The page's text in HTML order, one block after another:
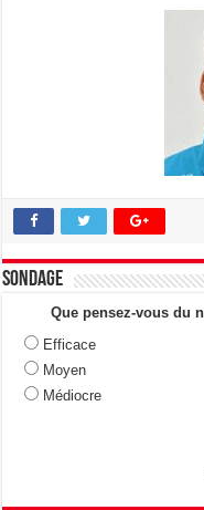
Sondage
Que pensez-vous du
Efficace
Moyen
Médiocre